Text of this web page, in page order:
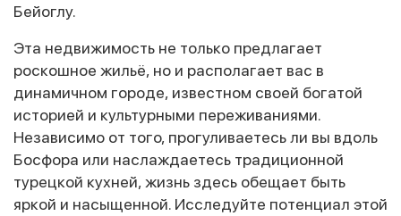
Бейоглу.
Эта недвижимость не только предлагает
роскошное жильё, но и располагает вас в
динамичном городе, известном своей богатой
историей и культурными переживаниями.
Независимо от того, прогуливаетесь ли вы вдоль
Босфора или наслаждаетесь традиционной
турецкой кухней, жизнь здесь обещает быть
яркой и насыщенной. Исследуйте потенциал этой